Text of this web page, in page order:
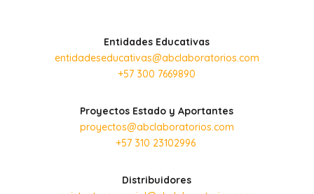
Entidades Educativas
entidadeseducativas@abclaboratorios.com
+57 300 7669890
Proyectos Estado y Aportantes
proyectos@abclaboratorios.com
+57 310 23102996
Distribuidores